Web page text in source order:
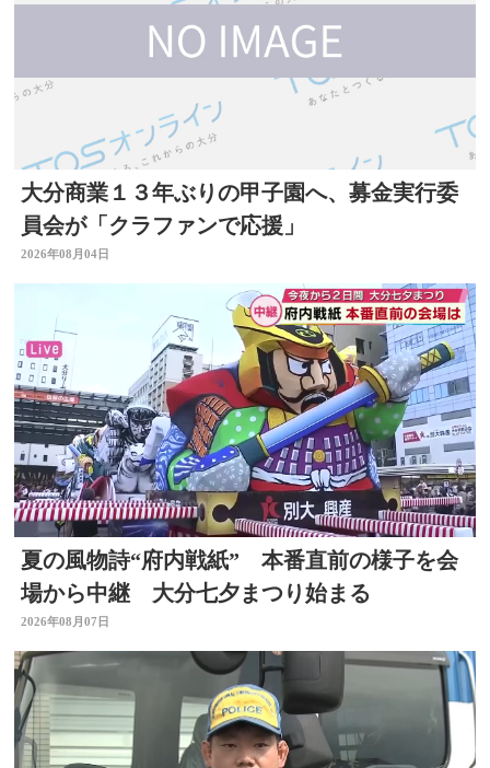
大分商業１３年ぶりの甲子園へ、募金実行委
員会が「クラファンで応援」
2026年08月04日
夏の風物詩“府内戦紙” 本番直前の様子を会
場から中継 大分七夕まつり始まる
2026年08月07日